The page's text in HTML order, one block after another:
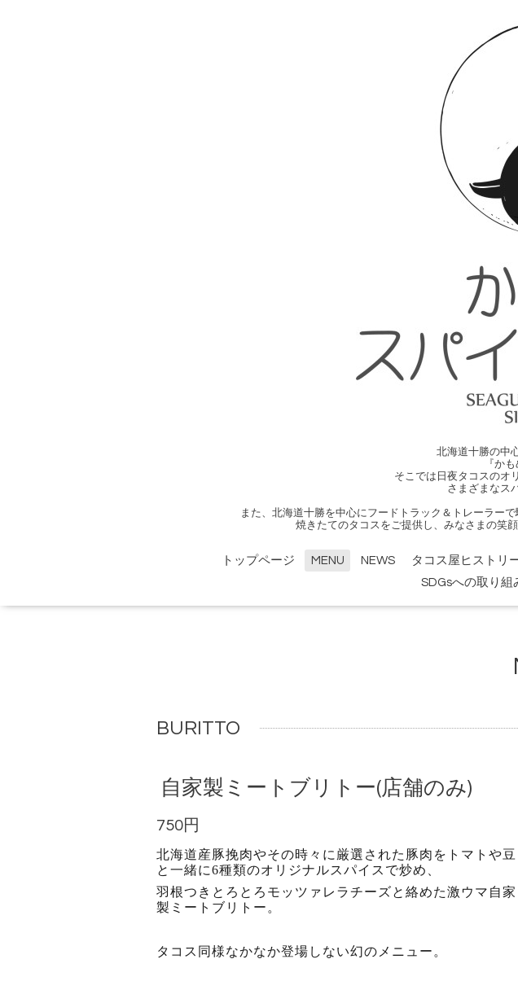
北海道十勝の中
『か
そこでは日夜タコスのオ
さまざまなス
また、北海道十勝を中心にフードトラック＆トレーラー
焼きたてのタコスをご提供し、みなさまの笑
トップページ MENU NEWS タコス屋ヒストリ
SDGsへの取り組
BURITTO
自家製ミートブリトー(店舗のみ)
750円
北海道産豚挽肉やその時々に厳選された豚肉をトマトや豆
と一緒に6種類のオリジナルスパイスで炒め、
羽根つきとろとろモッツァレラチーズと絡めた激ウマ自家
製ミートブリトー。
タコス同様なかなか登場しない幻のメニュー。